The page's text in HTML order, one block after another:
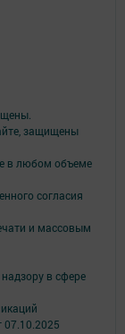
защищены
в любом объеме
согласия
и массовым
в сфере